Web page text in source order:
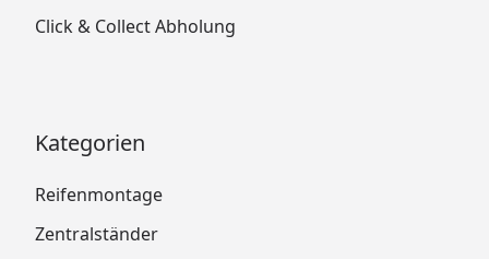
Click & Collect Abholung
Kategorien
Reifenmontage
Zentralständer